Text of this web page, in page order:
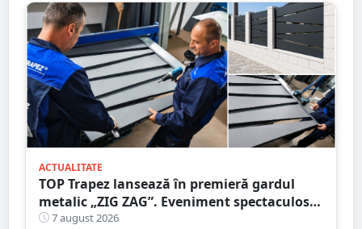
ACTUALITATE
TOP Trapez lansează în premieră gardul
metalic „ZIG ZAG”. Eveniment spectaculos
în Grădina Romei
7 august 2026